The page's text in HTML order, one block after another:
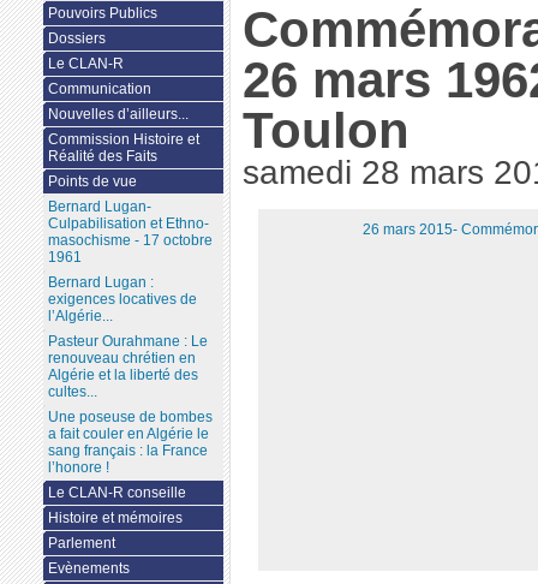
26 mars
Toulon
samedi 28 mars
26 mars 2015-
Pouvoirs Publics
Dossiers
Le CLAN-R
Communication
Nouvelles d’ailleurs...
Commission Histoire et
Réalité des Faits
Points de vue
Bernard Lugan-
Culpabilisation et Ethno-
masochisme - 17 octobre
1961
Bernard Lugan :
exigences locatives de
l’Algérie...
Pasteur Ourahmane : Le
renouveau chrétien en
Algérie et la liberté des
cultes...
Une poseuse de bombes
a fait couler en Algérie le
sang français : la France
l’honore !
Le CLAN-R conseille
Histoire et mémoires
Parlement
Evènements